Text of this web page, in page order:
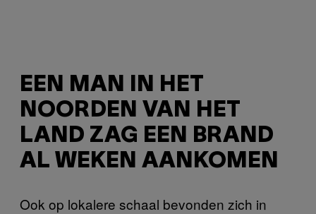
EEN MAN IN HET
NOORDEN VAN HET
LAND ZAG EEN BRAND
AL WEKEN AANKOMEN
Ook op lokalere schaal bevonden zich in